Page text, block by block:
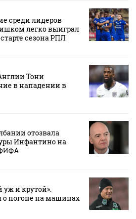
среди лидеров
легко выиграл
сезона РПЛ
Тони
в нападении в
отозвала
Инфантино на
уж и крутой».
о погоне на машинах